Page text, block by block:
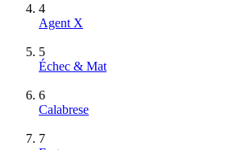
4
Agent X
5
Échec & Mat
6
Calabrese
7